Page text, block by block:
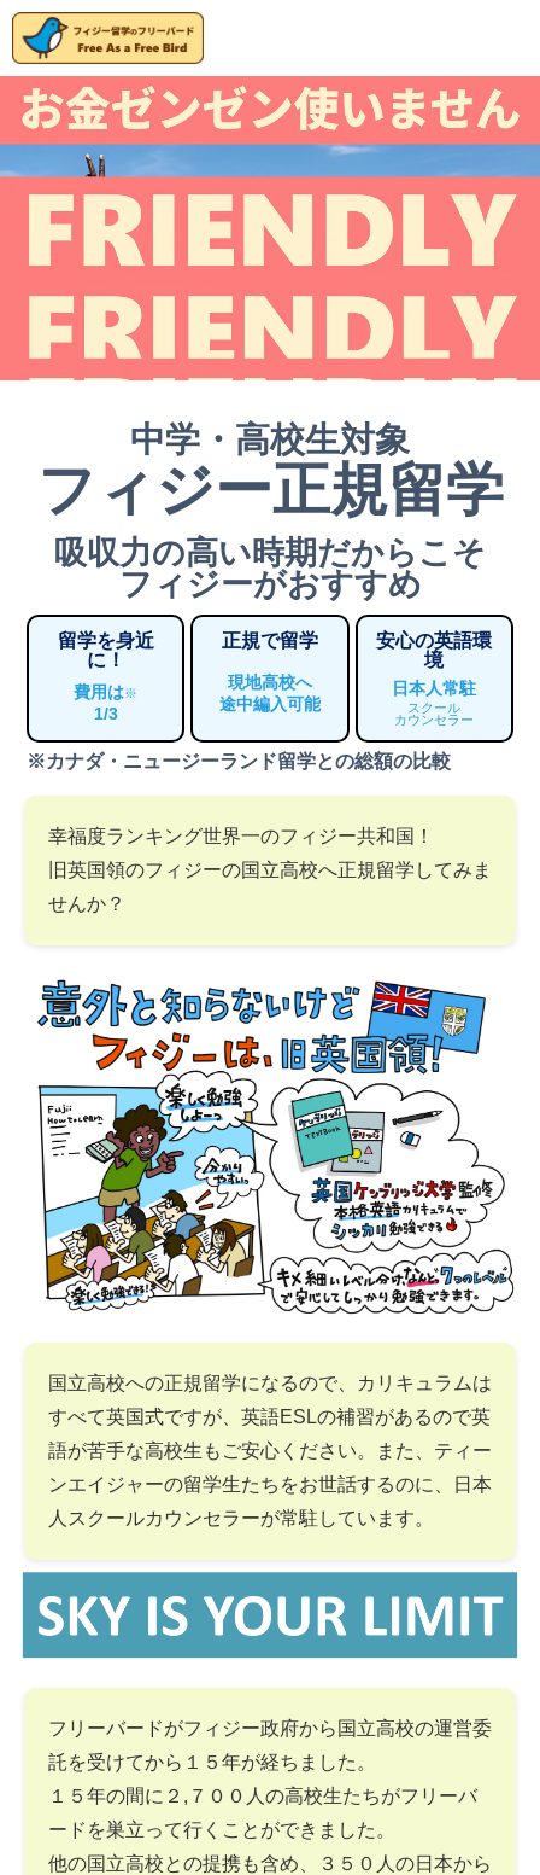
中学・高校生対象
フィジー正規留学
吸収力の高い時期だからこそ
フィジーがおすすめ
留学を身近
に！
費用は※
1/3
正規で留学
現地高校へ
途中編入可能
安心の英語環
境
日本人常駐
スクール
カウンセラー
※カナダ・ニュージーランド留学との総額の比較
幸福度ランキング世界一のフィジー共和国！
旧英国領のフィジーの国立高校へ正規留学してみま
せんか？
国立高校への正規留学になるので、カリキュラムは
すべて英国式ですが、英語ESLの補習があるので英
語が苦手な高校生もご安心ください。また、ティー
ンエイジャーの留学生たちをお世話するのに、日本
人スクールカウンセラーが常駐しています。
フリーバードがフィジー政府から国立高校の運営委
託を受けてから１５年が経ちました。
１５年の間に２,７００人の高校生たちがフリーバ
ードを巣立って行くことができました。
他の国立高校との提携も含め、３５０人の日本から